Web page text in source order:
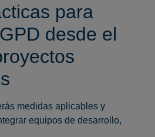
para
desde el
medidas aplicables y
equipos de desarrollo,